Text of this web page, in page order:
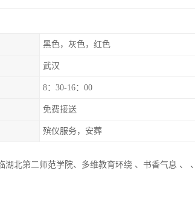
黑色，灰色，红色
武汉
8：30-16：00
免费接送
殡仪服务，安葬
北第二师范学院、多维教育环绕 、书香气息 、 、